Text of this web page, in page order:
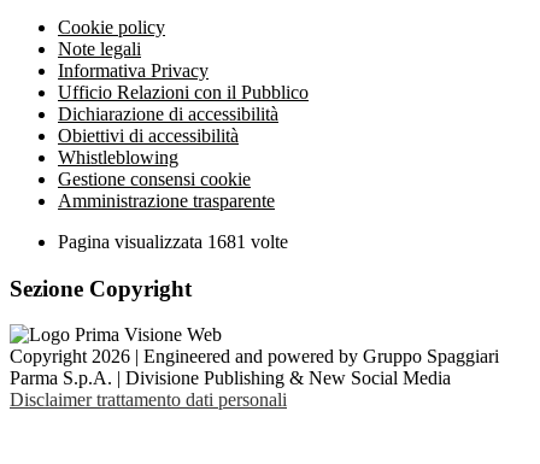
Cookie policy
Note legali
Informativa Privacy
Ufficio Relazioni con il Pubblico
Dichiarazione di accessibilità
Obiettivi di accessibilità
Whistleblowing
Gestione consensi cookie
Amministrazione trasparente
Pagina visualizzata 1681 volte
Sezione Copyright
Copyright 2026 | Engineered and powered by Gruppo Spaggiari
Parma S.p.A. | Divisione Publishing & New Social Media
Disclaimer trattamento dati personali